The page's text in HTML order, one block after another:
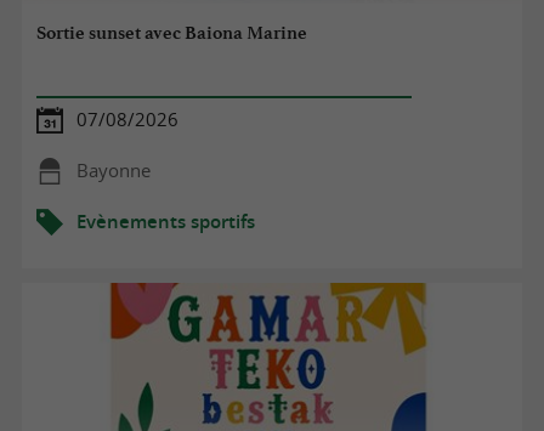
Sortie sunset avec Baiona Marine
07/08/2026
Bayonne
Evènements sportifs